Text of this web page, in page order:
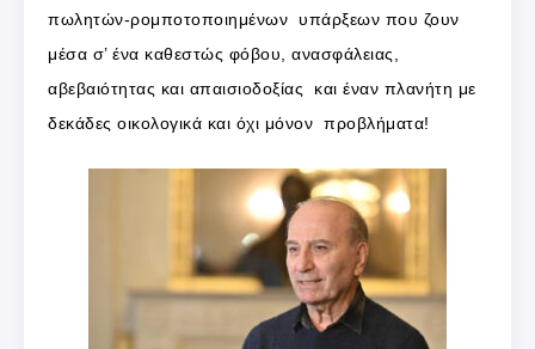
πωλητών-ρομποτοποιημένων υπάρξεων που ζουν
μέσα σ’ ένα καθεστώς φόβου, ανασφάλειας,
αβεβαιότητας και απαισιοδοξίας και έναν πλανήτη με
δεκάδες οικολογικά και όχι μόνον προβλήματα!